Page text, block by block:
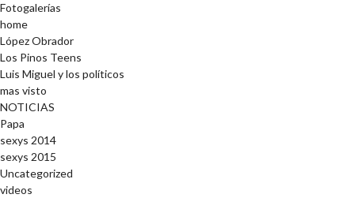
Fotogalerías
home
López Obrador
Los Pinos Teens
Luis Miguel y los políticos
mas visto
NOTICIAS
Papa
sexys 2014
sexys 2015
Uncategorized
videos